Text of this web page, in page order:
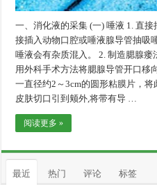
一、消化液的采集 (一) 唾液 1. 直
接插入动物口腔或唾液腺导管抽吸
唾液会有杂质混入。 2. 制造腮腺
用外科手术方法将腮腺导管开口移
一直径约2～3cm的圆形粘膜片，
皮肤切口引到颊外,将带有导 …
阅读更多 »
最近 热门 评论 标签